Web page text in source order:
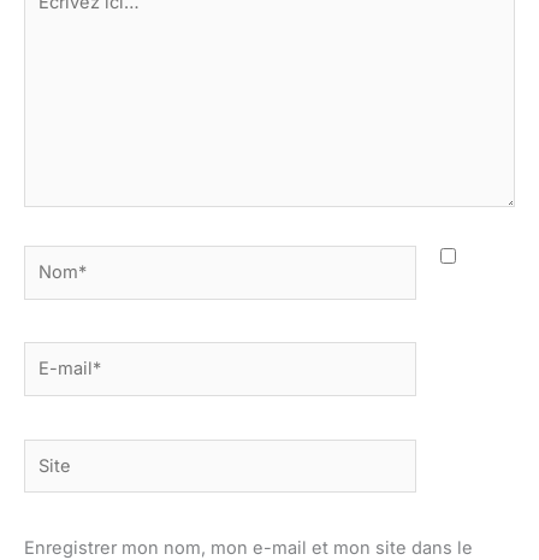
ici…
mail*
Enregistrer mon nom, mon e-mail et mon site dans le